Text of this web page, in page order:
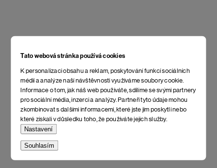
Tato webová stránka používá cookies
K personalizaci obsahu a reklam, poskytování funkcí sociálních
médií a analýze naší návštěvnosti využíváme soubory cookie.
Informace o tom, jak náš web používáte, sdílíme se svými partnery
pro sociální média, inzerci a analýzy. Partneři tyto údaje mohou
zkombinovat s dalšími informacemi, které jste jim poskytli nebo
které získali v důsledku toho, že používáte jejich služby.
Nastavení
Souhlasím